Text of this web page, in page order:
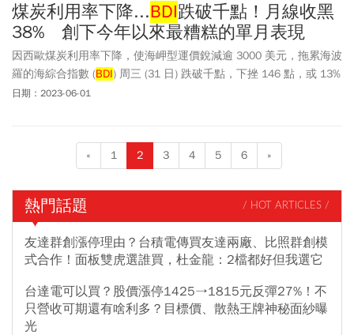
煤炭利用率下降...BDI跌破千點！月線收黑
38% 創下今年以來最糟糕的單月表現
因西歐煤炭利用率下降，使海岬型運價銳減逾 3000 美元，拖累海波
羅的海綜合指數 (BDI) 周三 (31 日) 跌破千點，下挫 146 點，或 13%
至 977 點，月線 4 個月以來首度收黑，下跌 38%，創下今年以來最
日期：2023-06-01
« 1 2 3 4 5 6 »
熱門話題 / HOT ARTICLES /
友達群創漲停理由？台積電傳買友達兩廠、比照群創模
式合作！面板雙虎選誰買，杜金龍：2檔都好但我選它
台達電可以買？股價漲停1425→1815元反彈27%！不
只營收可期還有啥利多？目標價、散熱王牌神秘面紗曝
光